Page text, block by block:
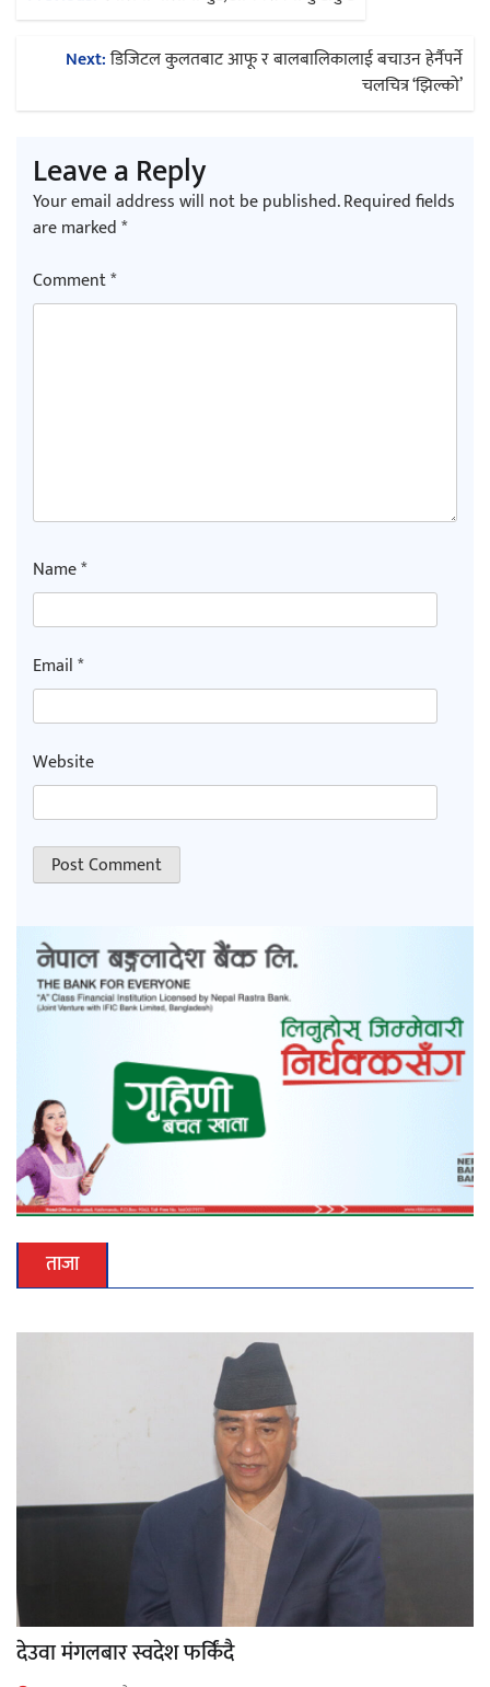
सार्वजनिक
navigation
Next:डिजिटल कुलतबाट आफू र बालबालिकालाई बचाउन हेर्नैपर्ने
चलचित्र ‘झिल्को’
Leave a Reply
Your email address will not be published.Required fields
are marked*
Comment*
Name*
Email*
Website
ताजा
देउवा मंगलबार स्वदेश फर्किंदै